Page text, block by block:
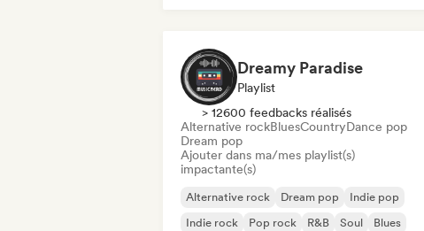
Dreamy Paradise
Playlist
> 12600 feedbacks réalisés
Alternative rockBluesCountryDance pop
Dream pop
Ajouter dans ma/mes playlist(s)
impactante(s)
Alternative rock Dream pop
Indie pop
Indie rock
Pop rock R&B Soul Blues